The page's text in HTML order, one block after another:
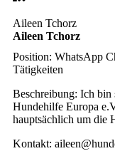
Aileen Tchorz
Aileen Tchorz
Position: WhatsApp
Tätigkeiten
Beschreibung: Ich bin
Hundehilfe Europa
hauptsächlich um die
Kontakt: